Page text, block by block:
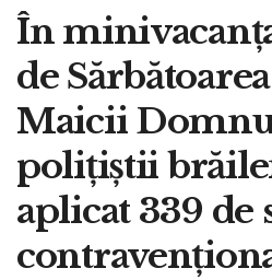
În
de
Maicii
polițiștii
aplicat 339 de